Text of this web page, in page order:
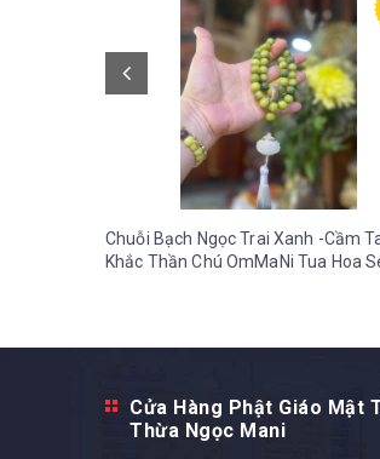
Chuỗi Bạch Ngọc Trai Xanh -Cầm
Khắc Thần Chú OmMaNi Tua Hoa
Cửa Hàng Phật Giáo Mật
Thừa Ngọc Mani